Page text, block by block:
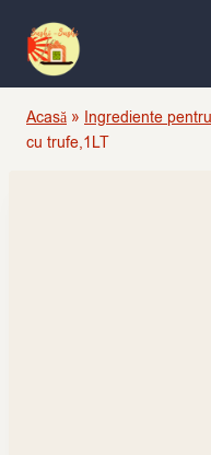
content
Acasă » Ingrediente
cu trufe,1LT